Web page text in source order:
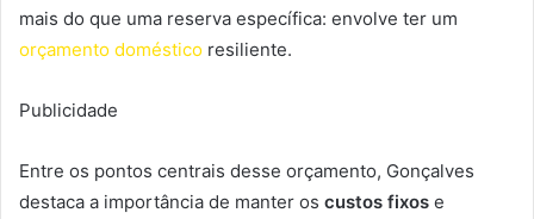
mais do que uma reserva específica: envolve ter um
orçamento doméstico resiliente.
Publicidade
Entre os pontos centrais desse orçamento, Gonçalves
destaca a importância de manter os custos fixos e